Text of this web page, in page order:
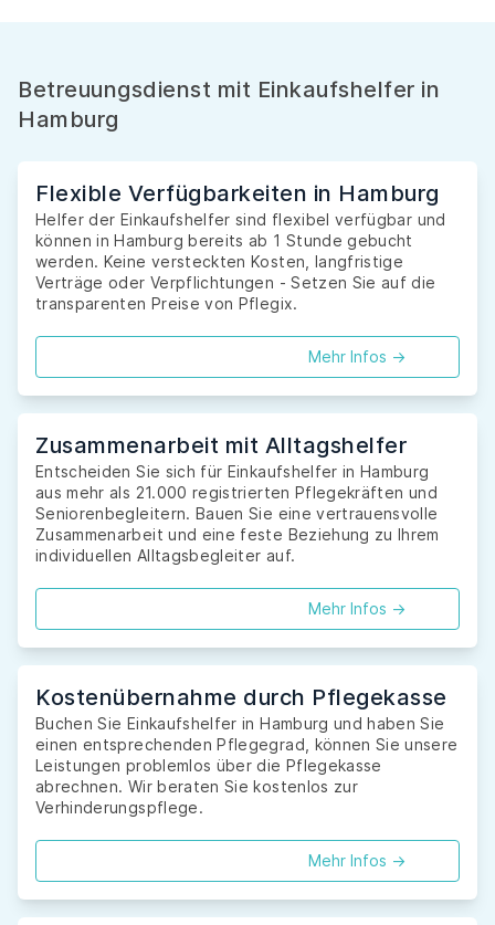
Betreuungsdienst mit Einkaufshelfer in
Hamburg
Flexible Verfügbarkeiten in Hamburg
Helfer der Einkaufshelfer sind flexibel verfügbar und
können in Hamburg bereits ab 1 Stunde gebucht
werden. Keine versteckten Kosten, langfristige
Verträge oder Verpflichtungen - Setzen Sie auf die
transparenten Preise von Pflegix.
Mehr Infos ->
Zusammenarbeit mit Alltagshelfer
Entscheiden Sie sich für Einkaufshelfer in Hamburg
aus mehr als 21.000 registrierten Pflegekräften und
Seniorenbegleitern. Bauen Sie eine vertrauensvolle
Zusammenarbeit und eine feste Beziehung zu Ihrem
individuellen Alltagsbegleiter auf.
Mehr Infos ->
Kostenübernahme durch Pflegekasse
Buchen Sie Einkaufshelfer in Hamburg und haben Sie
einen entsprechenden Pflegegrad, können Sie unsere
Leistungen problemlos über die Pflegekasse
abrechnen. Wir beraten Sie kostenlos zur
Verhinderungspflege.
Mehr Infos ->